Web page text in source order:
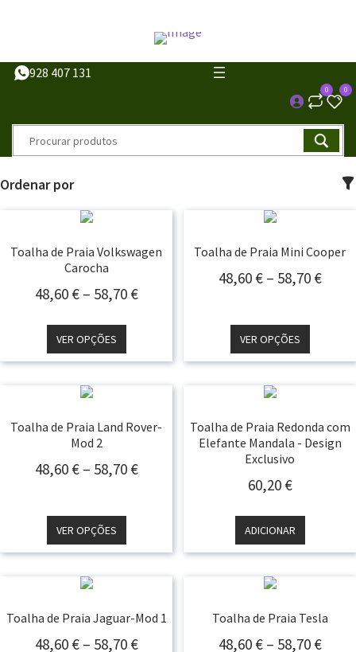
928 407 131
0 0
Ordenar por
Toalha de Praia Volkswagen
Carocha
48,60 € – 58,70 €Price
VER OPÇÕES
Toalha de Praia Mini Cooper
48,60 € – 58,70 €Price
VER OPÇÕES
Toalha de Praia Land Rover-
Mod 2
48,60 € – 58,70 €Price
58,70 €
VER OPÇÕES
Toalha de Praia Redonda com
Elefante Mandala - Design
Exclusivo
60,20 €
ADICIONAR
Toalha de Praia Jaguar-Mod 1
48,60 € – 58,70 €Price
Toalha de Praia Tesla
48,60 € – 58,70 €Price